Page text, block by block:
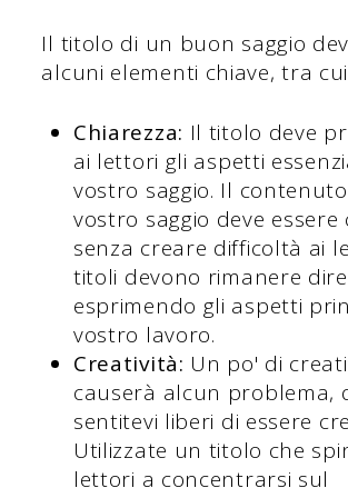
Il titolo di un buon saggio
alcuni elementi chiave, tra
Chiarezza: Il titolo deve
ai lettori gli aspetti
vostro saggio. Il
vostro saggio deve essere
senza creare difficoltà ai
titoli devono rimanere
esprimendo gli aspetti
vostro lavoro.
Creatività: Un po' di
causerà alcun problema,
sentitevi liberi di essere
Utilizzate un titolo che
lettori a concentrarsi sul